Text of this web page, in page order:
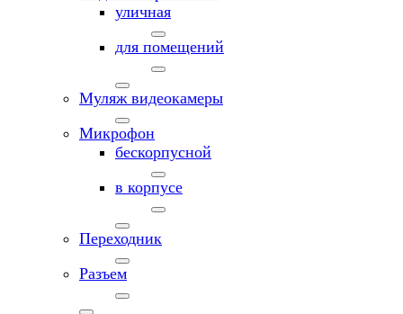
уличная
для помещений
Муляж видеокамеры
Микрофон
бескорпусной
в корпусе
Переходник
Разъем